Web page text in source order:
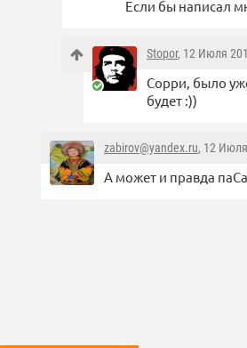
Если бы написал
Stopor, 12 Июля
Сорри, было
будет :))
zabirov@yandex.ru, 12
А может и правда